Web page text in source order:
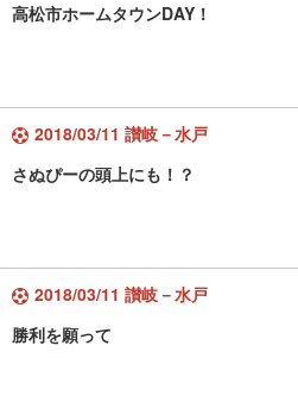
高松市ホームタウンDAY！
2018/03/11 讃岐－水戸
さぬぴーの頭上にも！？
2018/03/11 讃岐－水戸
勝利を願って